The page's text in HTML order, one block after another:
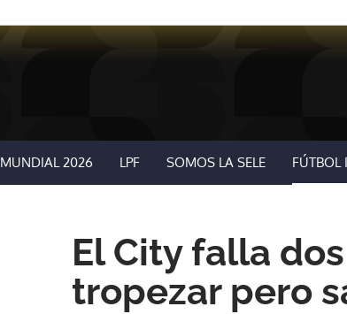
MUNDIAL 2026 LPF SOMOS LA SELE FÚTBOL
El City falla
tropezar pero